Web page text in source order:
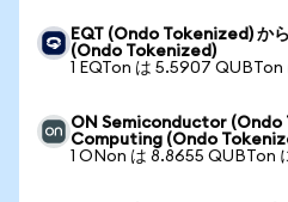
EQT (Ondo Tokenized) か
(Ondo Tokenized)
1 EQTon は 5.5907 QUBTon
ON Semiconductor (Ondo
Computing (Ondo
1 ONon は 8.8655 QUBTon